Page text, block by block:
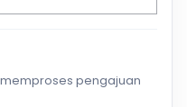
pengajuan